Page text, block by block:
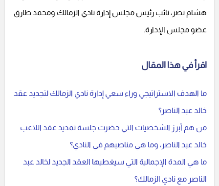
هشام نصر، نائب رئيس مجلس إدارة نادي الزمالك ومحمد طارق
عضو مجلس الإدارة.
اقرأ في هذا المقال
ما الهدف الاستراتيجي وراء سعي إدارة نادي الزمالك لتجديد عقد
خالد عبد الناصر؟
من هم أبرز الشخصيات التي حضرت جلسة تمديد عقد اللاعب
خالد عبد الناصر، وما هي مناصبهم في النادي؟
ما هي المدة الإجمالية التي سيغطيها العقد الجديد لخالد عبد
الناصر مع نادي الزمالك؟